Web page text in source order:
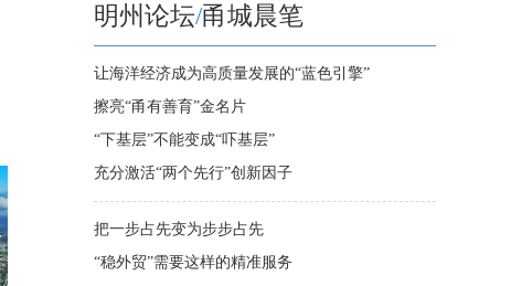
明州论坛/甬城晨笔
让海洋经济成为高质量发展的“蓝色引擎”
擦亮“甬有善育”金名片
“下基层”不能变成“吓基层”
充分激活“两个先行”创新因子
把一步占先变为步步占先
“稳外贸”需要这样的精准服务